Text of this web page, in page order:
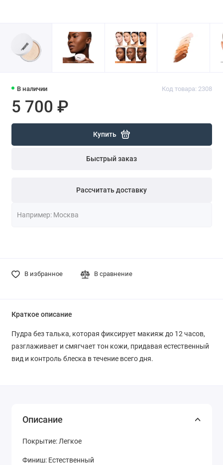
В наличии Код товара: 2308
5 700 ₽
Купить
Быстрый заказ
Рассчитать доставку
В избранное В сравнение
Краткое описание
Пудра без талька, которая фиксирует макияж до 12 часов,
разглаживает и смягчает тон кожи, придавая естественный
вид и контроль блеска в течение всего дня.
Описание
Покрытие: Легкое
Финиш: Естественный